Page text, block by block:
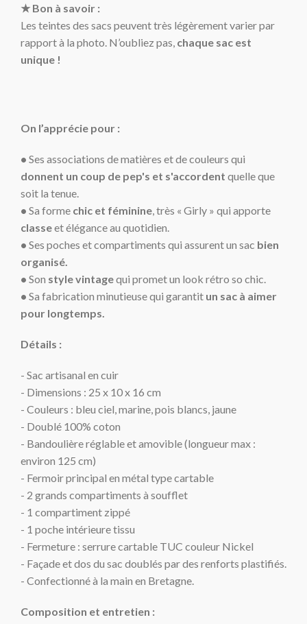
★ Bon à savoir :
Les teintes des sacs peuvent très légèrement varier par
rapport à la photo. N’oubliez pas, chaque sac est
unique !
On l’apprécie pour :
•Ses associations de matières et de couleurs qui
donnent un coup de pep's et s'accordent quelle que
soit la tenue.
• Sa forme chic et féminine, très « Girly » qui apporte
classeet élégance au quotidien.
• Ses poches et compartiments qui assurent un sac bien
organisé.
• Son style vintagequi promet un look rétro so chic.
• Sa fabrication minutieuse qui garantit un sac à aimer
pour longtemps.
Détails :
- Sac artisanal en cuir
- Dimensions : 25 x 10 x 16 cm
- Couleurs : bleu ciel, marine, pois blancs, jaune
- Doublé 100% coton
- Bandoulière réglable et amovible (longueur max :
environ 125 cm)
- Fermoir principal en métal type cartable
- 2 grands compartiments à soufflet
- 1 compartiment zippé
- 1 poche intérieure tissu
- Fermeture : serrure cartable TUC couleur Nickel
- Façade et dos du sac doublés par des renforts plastifiés.
- Confectionné à la main en Bretagne.
Composition et entretien :